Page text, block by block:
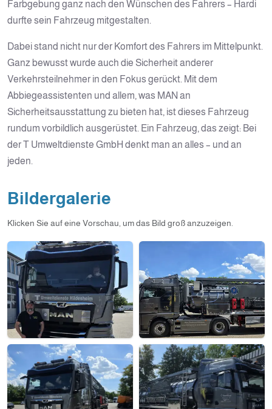
Farbgebung ganz nach den Wünschen des Fahrers – Hardi
durfte sein Fahrzeug mitgestalten.
Dabei stand nicht nur der Komfort des Fahrers im Mittelpunkt.
Ganz bewusst wurde auch die Sicherheit anderer
Verkehrsteilnehmer in den Fokus gerückt. Mit dem
Abbiegeassistenten und allem, was MAN an
Sicherheitsausstattung zu bieten hat, ist dieses Fahrzeug
rundum vorbildlich ausgerüstet. Ein Fahrzeug, das zeigt: Bei
der T Umweltdienste GmbH denkt man an alles – und an
jeden.
Bildergalerie
Klicken Sie auf eine Vorschau, um das Bild groß anzuzeigen.